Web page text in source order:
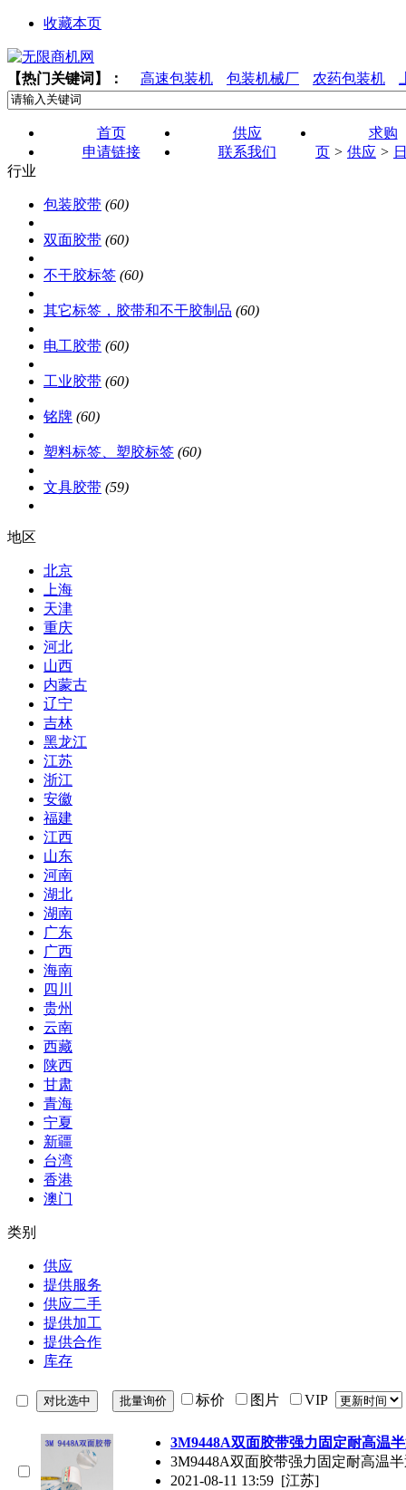
收藏本页
【热门关键词】： 高速包装机 包装机械厂 农药包装机
首页 供应
求购
申请链接
联系我们 页 > 供应 >
行业
包装胶带 (60)
双面胶带 (60)
不干胶标签 (60)
其它标签，胶带和不干胶制品 (60)
电工胶带 (60)
工业胶带 (60)
铭牌 (60)
塑料标签、塑胶标签 (60)
文具胶带 (59)
地区
北京
上海
天津
重庆
河北
山西
内蒙古
辽宁
吉林
黑龙江
江苏
浙江
安徽
福建
江西
山东
河南
湖北
湖南
广东
广西
海南
四川
贵州
云南
西藏
陕西
甘肃
青海
宁夏
新疆
台湾
香港
澳门
类别
供应
提供服务
供应二手
提供加工
提供合作
库存
标价 图片 VIP
3M9448A双面胶带强力固定耐高温
3M9448A双面胶带强力固定耐高温
2021-08-11 13:59 [江苏]